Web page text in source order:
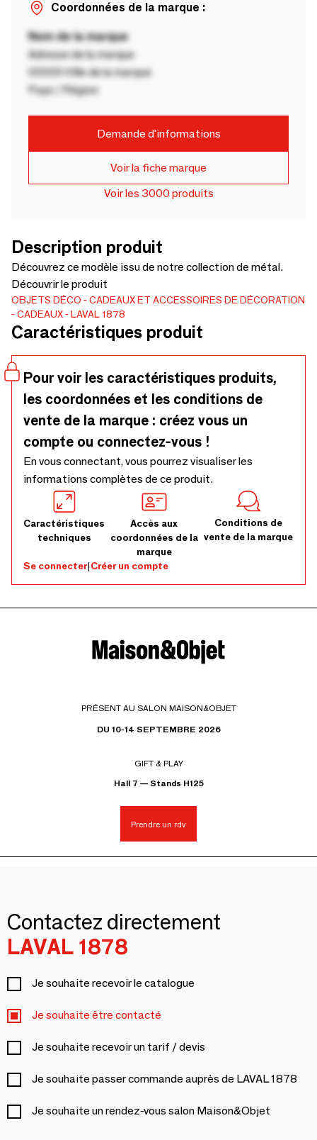
Coordonnées de la marque :
Nom de la marque
Adresse de la marque
00000 Ville de la marque
Pays / Région
Demande d'informations
Voir la fiche marque
Voir les 3000 produits
Description produit
Découvrez ce modèle issu de notre collection de métal.
Découvrir le produit
OBJETS DÉCO
CADEAUX ET ACCESSOIRES DE DÉCORATION
CADEAUX
LAVAL 1878
Caractéristiques produit
Pour voir les caractéristiques produits,
les coordonnées et les conditions de
vente de la marque : créez vous un
compte ou connectez-vous !
En vous connectant, vous pourrez visualiser les
informations complètes de ce produit.
Caractéristiques
techniques
Accès aux
coordonnées de la
marque
Conditions de
vente de la marque
Se connecter|Créer un compte
PRÉSENT AU SALON MAISON&OBJET
DU 10-14 SEPTEMBRE 2026
GIFT & PLAY
Hall 7 — Stands H125
Prendre un rdv
Contactez directement
LAVAL 1878
Je souhaite recevoir le catalogue
Je souhaite être contacté
Je souhaite recevoir un tarif / devis
Je souhaite passer commande auprès de LAVAL 1878
Je souhaite un rendez-vous salon Maison&Objet